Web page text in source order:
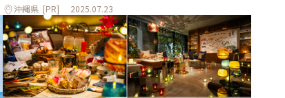
沖縄県 [PR] 2025.07.23